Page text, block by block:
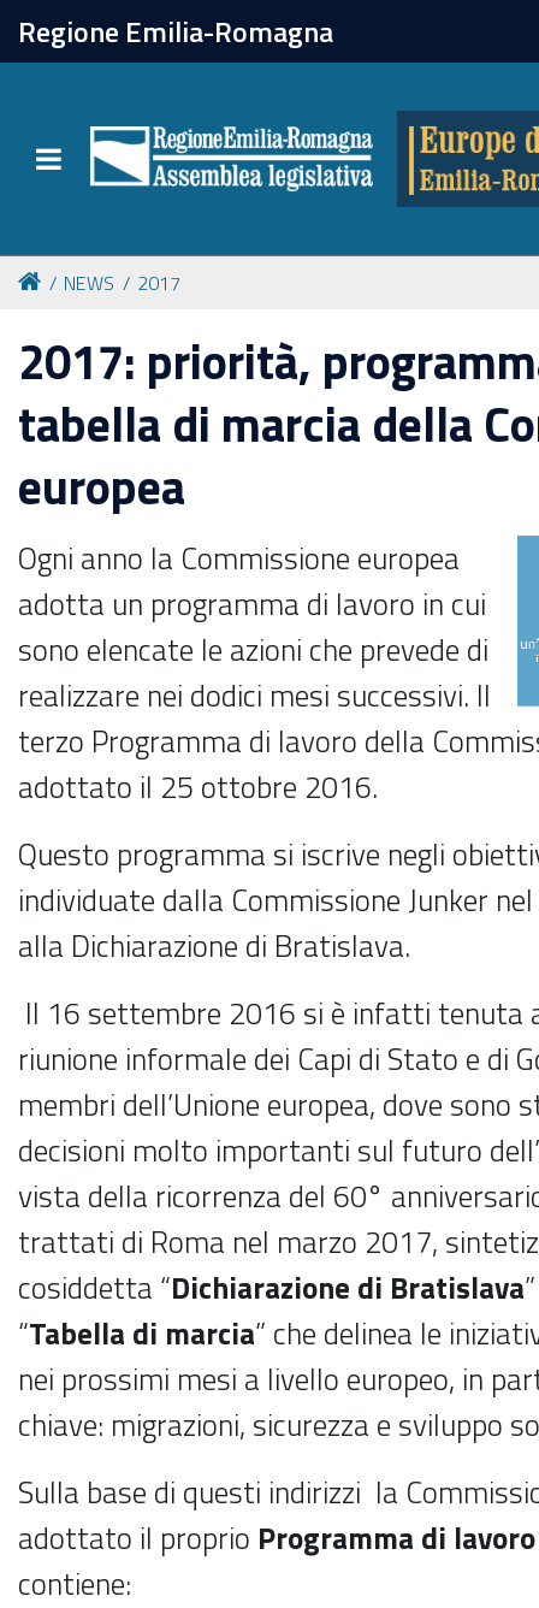
Regione Emilia-Romagna
Toggle navigation
chiudi
Attività
Formazione
Eventi
Tutte le notizie
Newsletter
NEWS 2017
2017: priorità,
tabella di marcia della
europea
Ogni anno la Commissione europea
adotta un programma di lavoro in cui
sono elencate le azioni che prevede di
realizzare nei dodici mesi successivi. Il
terzo Programma di lavoro della
adottato il 25 ottobre 2016.
Questo programma si iscrive negli
individuate dalla Commissione Junker
alla Dichiarazione di Bratislava.
Il 16 settembre 2016 si è infatti tenuta
riunione informale dei Capi di Stato e di
membri dell’Unione europea, dove
decisioni molto importanti sul futuro
vista della ricorrenza del 60°
trattati di Roma nel marzo 2017,
cosiddetta “Dichiarazione di Bratislava
“Tabella di marcia” che delinea le
nei prossimi mesi a livello europeo, in
chiave: migrazioni, sicurezza e sviluppo
Sulla base di questi indirizzi la
adottato il proprio Programma di
contiene: